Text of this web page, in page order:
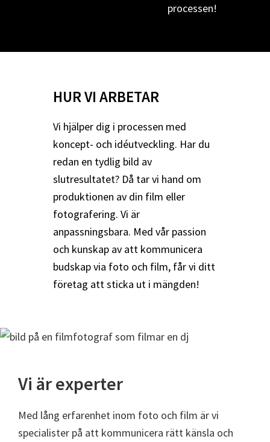
processen!
HUR VI ARBETAR
Vi hjälper dig i processen med
koncept- och idéutveckling. Har du
redan en tydlig bild av
slutresultatet? Då tar vi hand om
produktionen av din film eller
fotografering. Vi är
anpassningsbara. Med vår passion
och kunskap av att kommunicera
budskap via foto och film, får vi ditt
företag att sticka ut i mängden!
Vi är experter
Med lång erfarenhet inom foto och film är vi
specialister på att kommunicera rätt känsla och